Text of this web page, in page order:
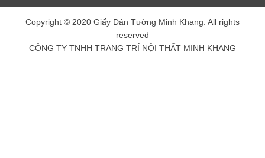
Copyright © 2020 Giấy Dán Tường Minh Khang. All rights
reserved
CÔNG TY TNHH TRANG TRÍ NỘI THẤT MINH KHANG